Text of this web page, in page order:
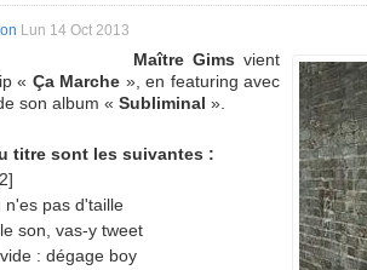
Lun 14 Oct 2013
Maître Gims vient
« Ça Marche », en featuring avec
son album « Subliminal ».
titre sont les suivantes :
n'es pas d'taille
son, vas-y tweet
: dégage boy